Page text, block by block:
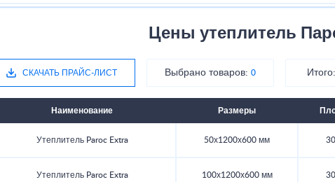
Цены утеплитель
СКАЧАТЬ ПРАЙС-ЛИСТ Выбрано товаров: 0
Наименование Размеры
Утеплитель Paroc Extra 50х1200х600 мм
Утеплитель Paroc Extra 100х1200х600 мм